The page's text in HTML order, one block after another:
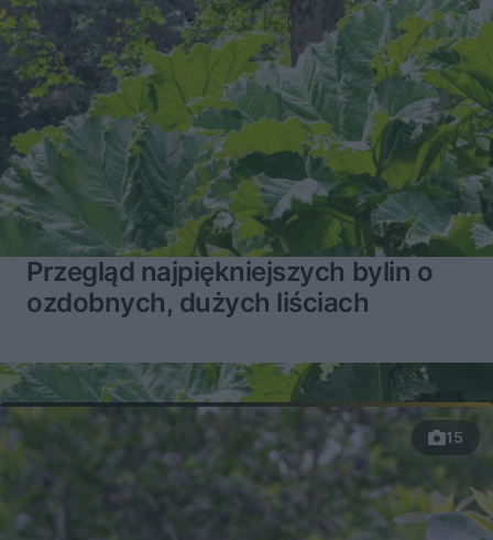
Przegląd najpiękniejszych bylin o
ozdobnych, dużych liściach
15